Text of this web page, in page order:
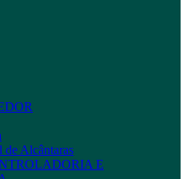
Alcântaras
E